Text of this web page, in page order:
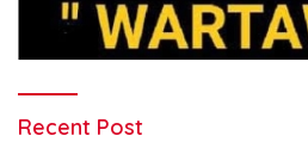
Recent Post